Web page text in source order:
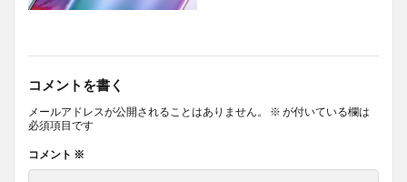
コメントを書く
メールアドレスが公開されることはありません。 ※ が付いている欄は
必須項目です
コメント ※